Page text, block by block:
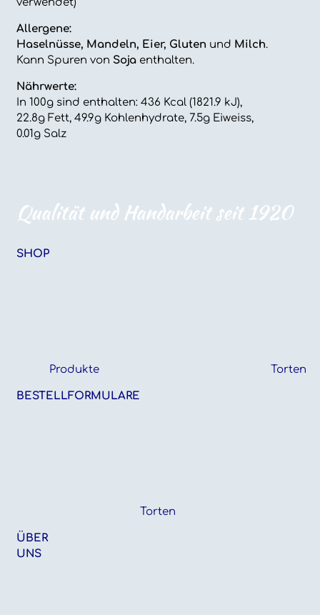
verwendet)
Allergene:
Haselnüsse, Mandeln, Eier, Gluten und Milch.
Kann Spuren von Soja enthalten.
Nährwerte:
In 100g sind enthalten: 436 Kcal (1821.9 kJ),
22.8g Fett, 49.9g Kohlenhydrate, 7.5g Eiweiss,
0.01g Salz
Qualität und Handarbeit seit 1920
SHOP
Produkte Torten
BESTELLFORMULARE
Torten
ÜBER
UNS